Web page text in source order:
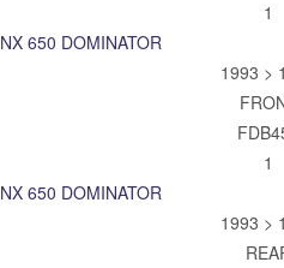
1
NX 650 DOMINATOR
1993 >
1
NX 650 DOMINATOR
1993 >